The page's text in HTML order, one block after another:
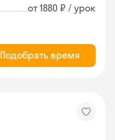
от 1880 ₽ / урок
Подобрать время